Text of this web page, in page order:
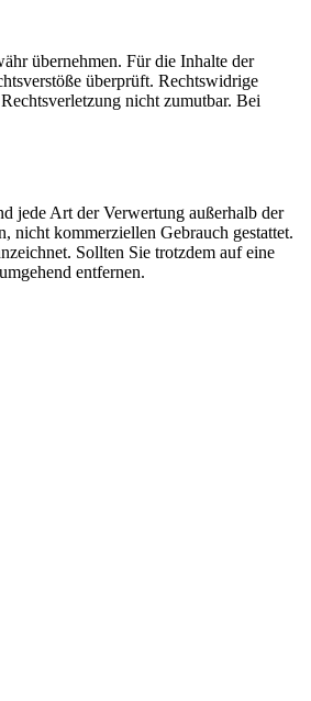
übernehmen. Für die Inhalte der
überprüft. Rechtswidrige
nicht zumutbar. Bei
jede Art der Verwertung außerhalb der
nicht kommerziellen Gebrauch gestattet.
Sollten Sie trotzdem auf eine
entfernen.